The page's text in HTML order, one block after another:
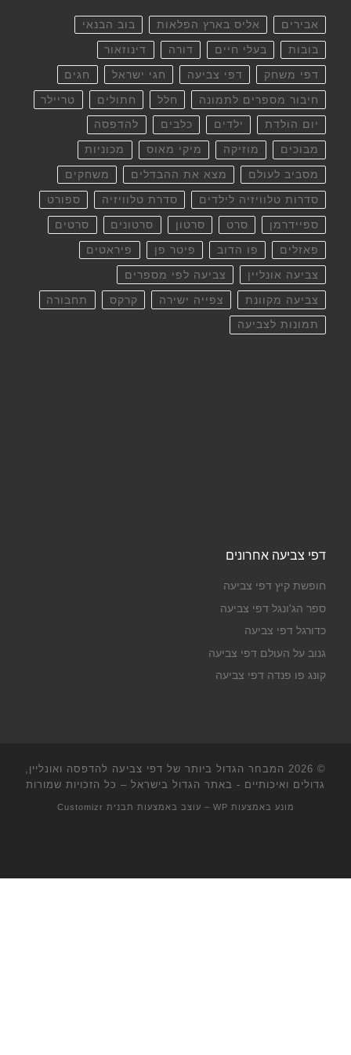
אבירים אליס בארץ הפלאות בוב הבנאי
בובות בעלי חיים דורה דינוזאור
דפי משחק דפי צביעה חגי ישראל חגים
חיבור מספרים לתמונה חלל חתולים טריילר
יום הולדת ילדים כלבים להדפסה
מבוכים מוזיקה מיקי מאוס מכוניות
מסביב לעולם מצא את ההבדלים משחקים
סדרות טלוויזיה לילדים סדרת טלוויזיה ספורט
ספיידרמן סרט סרטון סרטונים סרטים
פאזלים פו הדוב פיטר פן פיראטים
צביעה אונליין צביעה לפי מספרים
צביעה מקוונת צפייה ישירה קרקס תחבורה
תמונות לצביעה
דפי צביעה אחרונים
חופשת קיץ דפי צביעה
ספר הג'ונגל דפי צביעה
כדורגל דפי צביעה
גנוב על העולם דפי צביעה
קונג פו פנדה דפי צביעה
© 2026
המבחר הגדול ביותר של דפי צביעה להדפסה ואונליין,
גדולים ואיכותיים - באתר הגדול בישראל – כל הזכויות שמורות
מונע באמצעות WP – עוצב באמצעות תבנית Customizr